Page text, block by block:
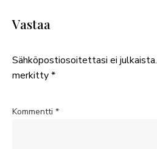
Vastaa
Sähköpostiosoitettasi ei julkaista.
merkitty*
Kommentti *